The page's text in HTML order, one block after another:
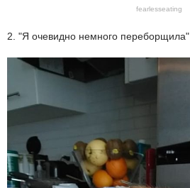
fearlesseating
2. "Я очевидно немного переборщила"